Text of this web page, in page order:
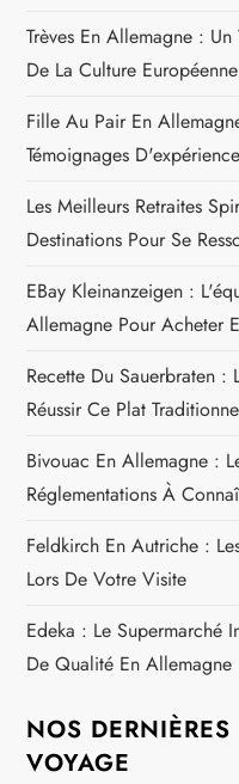
i
c
l
e
Trèves En Allemagne :
De La Culture Européenne
Fille Au Pair En
Témoignages D'expérience
Les Meilleurs Retraites
Destinations Pour Se
EBay Kleinanzeigen :
Allemagne Pour Acheter
Recette Du Sauerbraten
Réussir Ce Plat
Bivouac En Allemagne :
Réglementations À
Feldkirch En Autriche :
Lors De Votre Visite
Edeka : Le Supermarché
De Qualité En Allemagne
NOS
VOYAGE